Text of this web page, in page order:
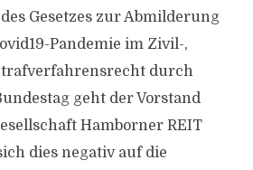
Gesetzes zur Abmilderung
Pandemie im Zivil-,
durch
geht der Vorstand
Hamborner REIT
dies negativ auf die